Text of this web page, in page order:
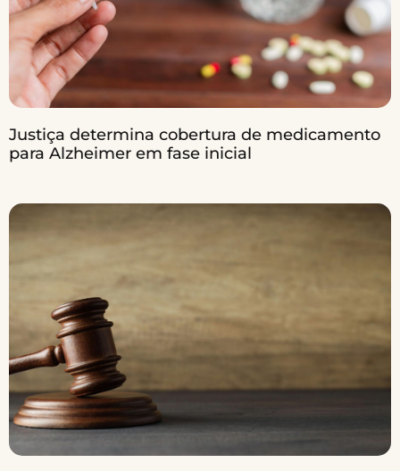
Justiça determina cobertura de medicamento
para Alzheimer em fase inicial